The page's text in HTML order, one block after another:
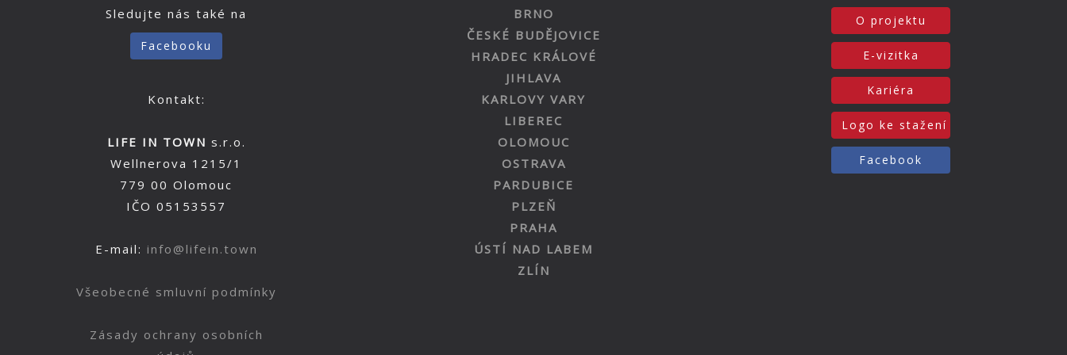
Sledujte nás také na
Facebooku
Kontakt:
LIFE IN TOWN s.r.o.
Wellnerova 1215/1
779 00 Olomouc
IČO 05153557
E-mail: info@lifein.town
Všeobecné smluvní podmínky
Zásady ochrany osobních
BRNO
ČESKÉ BUDĚJOVICE
HRADEC KRÁLOVÉ
JIHLAVA
KARLOVY VARY
LIBEREC
OLOMOUC
OSTRAVA
PARDUBICE
PLZEŇ
PRAHA
ÚSTÍ NAD LABEM
ZLÍN
O projektu
E-vizitka
Kariéra
Logo ke stažení
Facebook